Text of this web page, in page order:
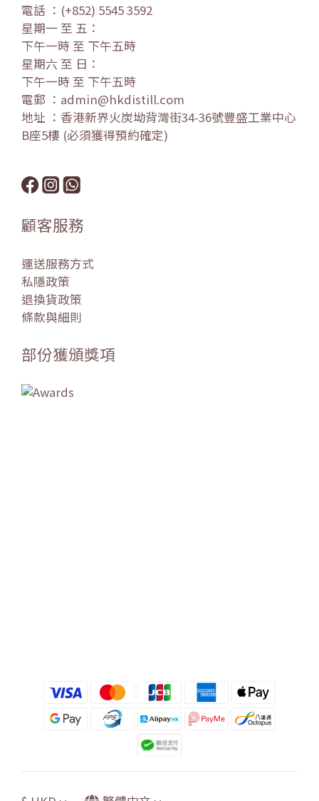
電話 ：(+852) 5545 3592
星期一 至 五：
下午一時 至 下午五時
星期六 至 日：
下午一時 至 下午五時
電郵 ：admin@hkdistill.com
地址 ：香港新界火炭坳背灣街34-36號豐盛工業中心
B座5樓 (必須獲得預約確定)
顧客服務
運送服務方式
私隱政策
退換貨政策
條款與細則
部份獲頒獎項